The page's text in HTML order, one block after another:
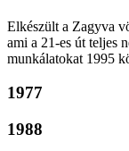
Elkészült a Zagyva
ami a 21-es út teljes
munkálatokat 1995
1977
1988